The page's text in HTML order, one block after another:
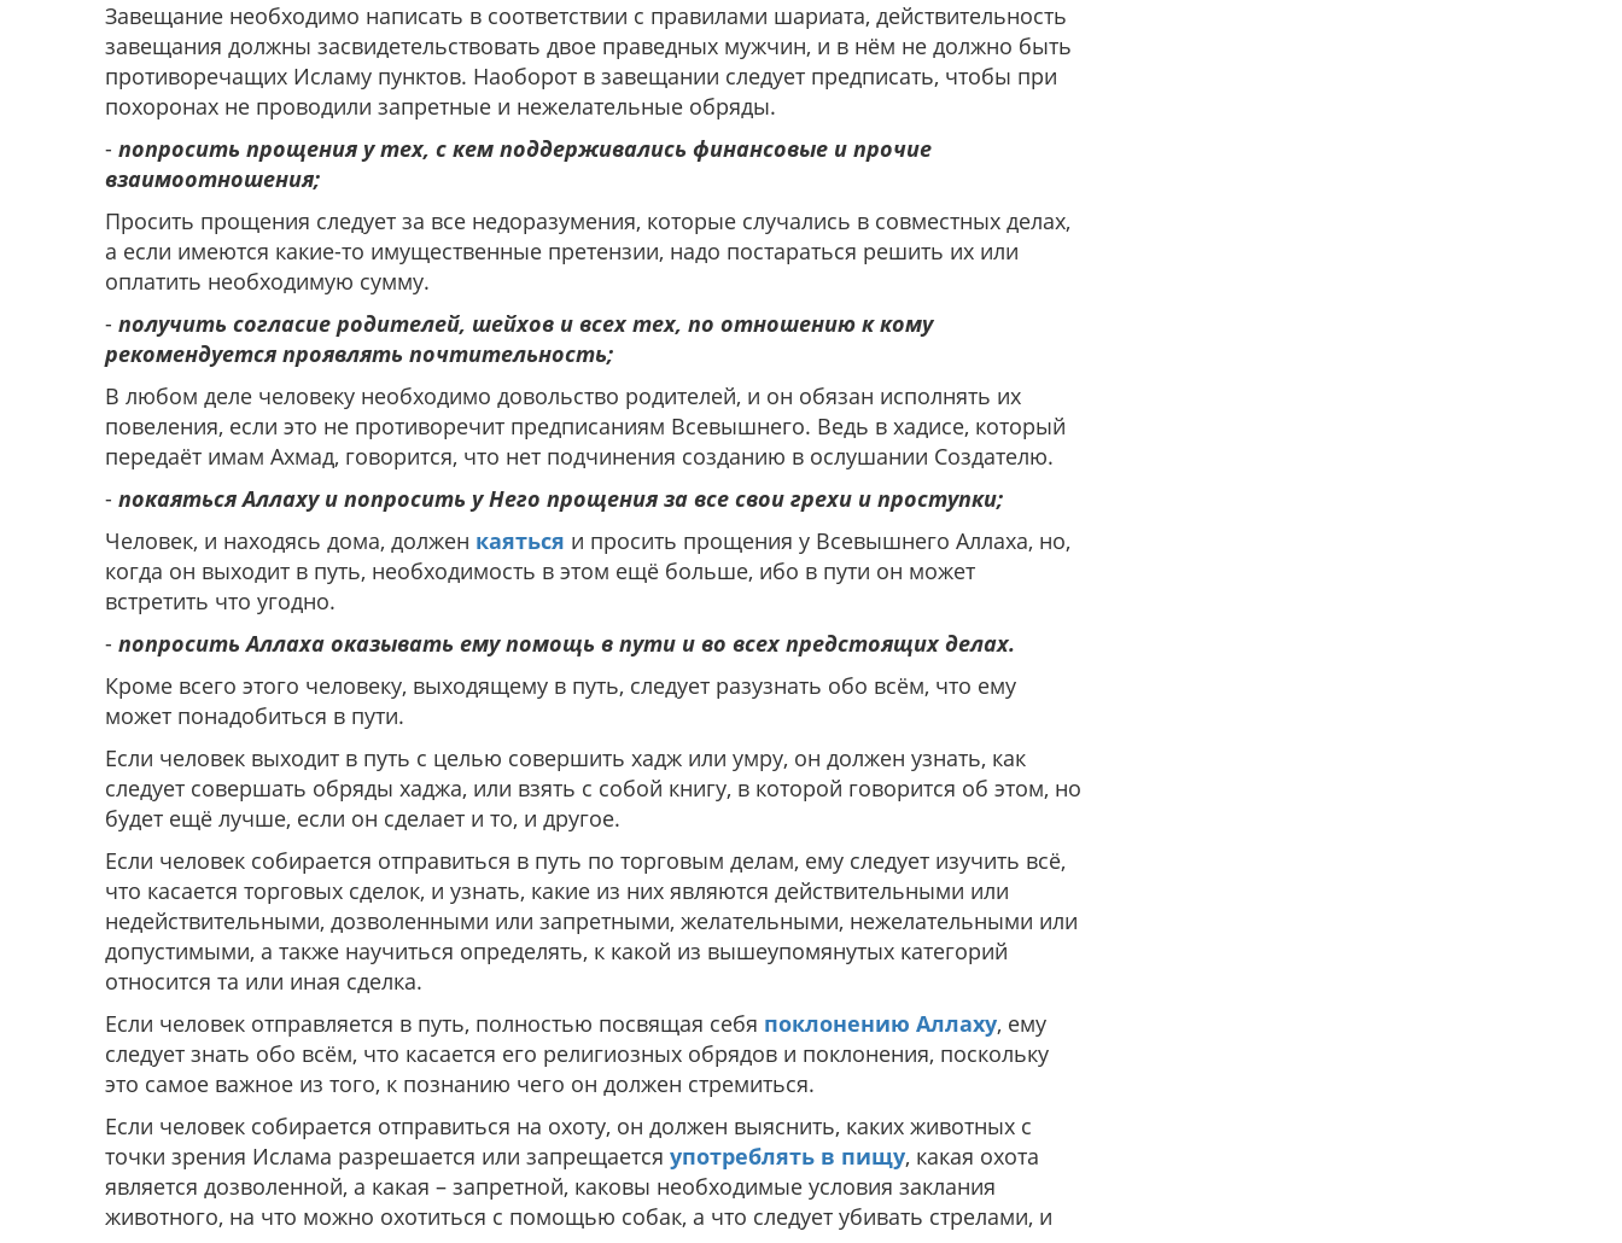
Завещание необходимо написать в соответствии с правилами шариата, действительность
завещания должны засвидетельствовать двое праведных мужчин, и в нём не должно быть
противоречащих Исламу пунктов. Наоборот в завещании следует предписать, чтобы при
похоронах не проводили запретные и нежелательные обряды.
- попросить прощения у тех, с кем поддерживались финансовые и прочие
взаимоотношения;
Просить прощения следует за все недоразумения, которые случались в совместных делах,
а если имеются какие-то имущественные претензии, надо постараться решить их или
оплатить необходимую сумму.
- получить согласие родителей, шейхов и всех тех, по отношению к кому
рекомендуется проявлять почтительность;
В любом деле человеку необходимо довольство родителей, и он обязан исполнять их
повеления, если это не противоречит предписаниям Всевышнего. Ведь в хадисе, который
передаёт имам Ахмад, говорится, что нет подчинения созданию в ослушании Создателю.
- покаяться Аллаху и попросить у Него прощения за все свои грехи и проступки;
Человек, и находясь дома, должен каяться и просить прощения у Всевышнего Аллаха, но,
когда он выходит в путь, необходимость в этом ещё больше, ибо в пути он может
встретить что угодно.
- попросить Аллаха оказывать ему помощь в пути и во всех предстоящих делах.
Кроме всего этого человеку, выходящему в путь, следует разузнать обо всём, что ему
может понадобиться в пути.
Если человек выходит в путь с целью совершить хадж или умру, он должен узнать, как
следует совершать обряды хаджа, или взять с собой книгу, в которой говорится об этом, но
будет ещё лучше, если он сделает и то, и другое.
Если человек собирается отправиться в путь по торговым делам, ему следует изучить всё,
что касается торговых сделок, и узнать, какие из них являются действительными или
недействительными, дозволенными или запретными, желательными, нежелательными или
допустимыми, а также научиться определять, к какой из вышеупомянутых категорий
относится та или иная сделка.
Если человек отправляется в путь, полностью посвящая себя поклонению Аллаху, ему
следует знать обо всём, что касается его религиозных обрядов и поклонения, поскольку
это самое важное из того, к познанию чего он должен стремиться.
Если человек собирается отправиться на охоту, он должен выяснить, каких животных с
точки зрения Ислама разрешается или запрещается употреблять в пищу, какая охота
является дозволенной, а какая – запретной, каковы необходимые условия заклания
животного, на что можно охотиться с помощью собак, а что следует убивать стрелами, и